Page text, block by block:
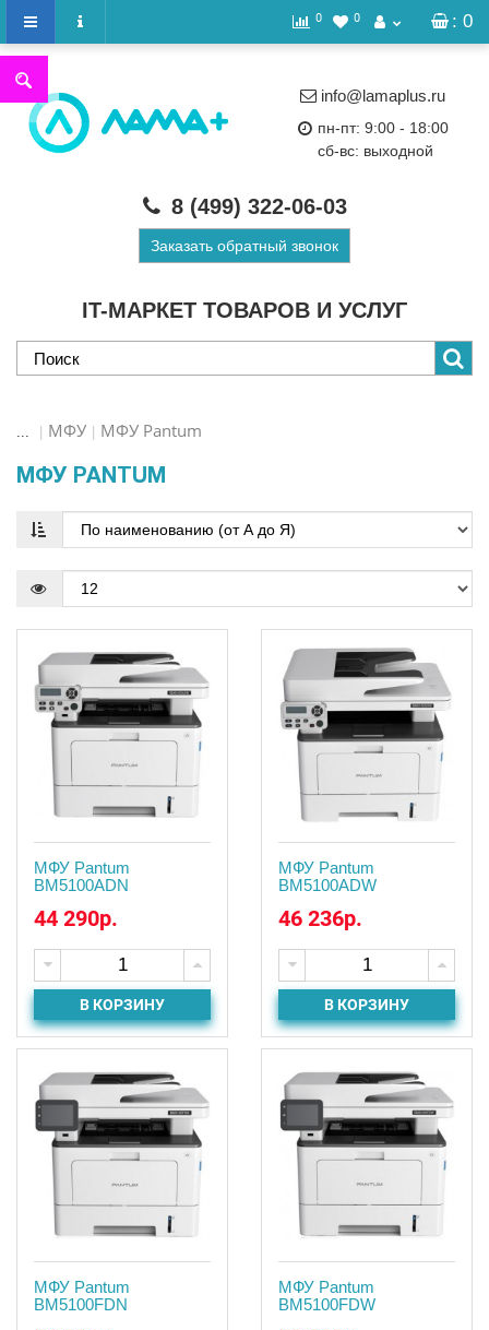
: 0
0 0
IT-МАРКЕТ ТОВАРОВ И УСЛУГ
info@lamaplus.ru
пн-пт: 9:00 - 18:00
сб-вс: выходной
8 (499) 322-06-03
Заказать обратный звонок
... МФУ МФУ Pantum
МФУ PANTUM
МФУ Pantum
BM5100ADN
44 290р.
В КОРЗИНУ
МФУ Pantum
BM5100ADW
46 236р.
В КОРЗИНУ
МФУ Pantum
BM5100FDN
МФУ Pantum
BM5100FDW